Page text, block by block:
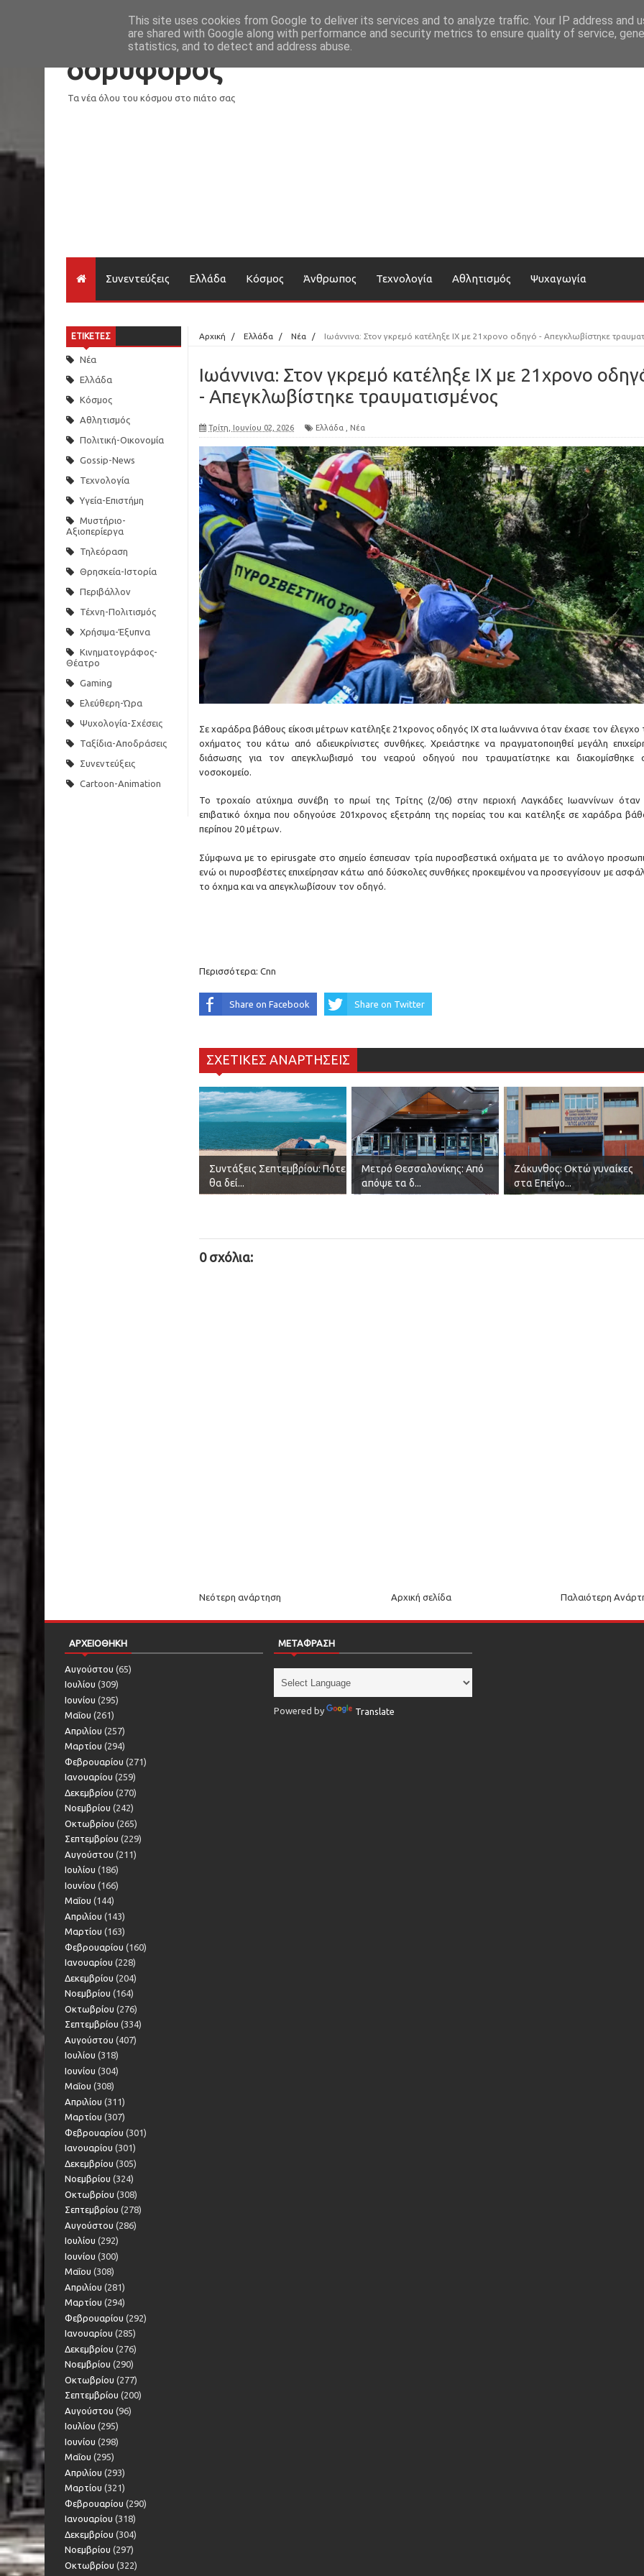
Loading...
δορυφόρος
Τα νέα όλου του κόσμου στο πιάτο σας
Συνεντεύξεις Ελλάδα Κόσμος Άνθρωπος Τεχνολογία Αθλητισμός Ψυχαγωγία
ΕΤΙΚΕΤΕΣ
Νέα
Ελλάδα
Κόσμος
Αθλητισμός
Πολιτική-Οικονομία
Gossip-News
Τεχνολογία
Υγεία-Επιστήμη
Μυστήριο-
Αξιοπερίεργα
Τηλεόραση
Θρησκεία-Ιστορία
Περιβάλλον
Τέχνη-Πολιτισμός
Χρήσιμα-Έξυπνα
Κινηματογράφος-
Θέατρο
Gaming
Ελεύθερη-Ώρα
Ψυχολογία-Σχέσεις
Ταξίδια-Αποδράσεις
Συνεντεύξεις
Cartoon-Animation
Αρχική / Ελλάδα / Νέα / Ιωάννινα: Στον γκρεμό κατέληξε ΙΧ με 21χρονο οδηγό - Απεγκλωβίστηκε τραυματισμένος
Ιωάννινα: Στον γκρεμό κατέληξε ΙΧ με 21χρονο
- Απεγκλωβίστηκε τραυματισμένος
Τρίτη, Ιουνίου 02, 2026 Ελλάδα Νέα
Σε χαράδρα βάθους είκοσι μέτρων κατέληξε 21χρονος οδηγός ΙΧ στα Ιωάννινα όταν έχασε τον έλεγχο
οχήματος του κάτω από αδιευκρίνιστες συνθήκες. Χρειάστηκε να πραγματοποιηθεί μεγάλη
διάσωσης για τον απεγκλωβισμό του νεαρού οδηγού που τραυματίστηκε και διακομίσθηκε
νοσοκομείο.
Το τροχαίο ατύχημα συνέβη το πρωί της Τρίτης (2/06) στην περιοχή Λαγκάδες Ιωαννίνων όταν
επιβατικό όχημα που οδηγούσε 201χρονος εξετράπη της πορείας του και κατέληξε σε χαράδρα
περίπου 20 μέτρων.
Σύμφωνα με το epirusgate στο σημείο έσπευσαν τρία πυροσβεστικά οχήματα με το ανάλογο
ενώ οι πυροσβέστες επιχείρησαν κάτω από δύσκολες συνθήκες προκειμένου να προσεγγίσουν με
το όχημα και να απεγκλωβίσουν τον οδηγό.
Περισσότερα: Cnn
Share on Facebook Share on Twitter
ΣΧΕΤΙΚΕΣ ΑΝΑΡΤΗΣΕΙΣ
Συντάξεις Σεπτεμβρίου: Πότε
θα δεί...
Μετρό Θεσσαλονίκης: Από
απόψε τα δ...
Ζάκυνθος: Οκτώ γυναίκες
στα Επείγο...
0 σχόλια:
Νεότερη ανάρτηση Παλαιότερη
Αρχική σελίδα
ΑΡΧΕΙΟΘΗΚΗ
Αυγούστου (65)
Ιουλίου (309)
Ιουνίου (295)
Μαΐου (261)
Απριλίου (257)
Μαρτίου (294)
Φεβρουαρίου (271)
Ιανουαρίου (259)
Δεκεμβρίου (270)
Νοεμβρίου (242)
Οκτωβρίου (265)
Σεπτεμβρίου (229)
Αυγούστου (211)
Ιουλίου (186)
Ιουνίου (166)
Μαΐου (144)
Απριλίου (143)
Μαρτίου (163)
Φεβρουαρίου (160)
Ιανουαρίου (228)
Δεκεμβρίου (204)
Νοεμβρίου (164)
Οκτωβρίου (276)
Σεπτεμβρίου (334)
Αυγούστου (407)
Ιουλίου (318)
Ιουνίου (304)
Μαΐου (308)
Απριλίου (311)
Μαρτίου (307)
Φεβρουαρίου (301)
Ιανουαρίου (301)
Δεκεμβρίου (305)
Νοεμβρίου (324)
Οκτωβρίου (308)
Σεπτεμβρίου (278)
Αυγούστου (286)
Ιουλίου (292)
Ιουνίου (300)
Μαΐου (308)
Απριλίου (281)
Μαρτίου (294)
Φεβρουαρίου (292)
Ιανουαρίου (285)
Δεκεμβρίου (276)
Νοεμβρίου (290)
Οκτωβρίου (277)
Σεπτεμβρίου (200)
Αυγούστου (96)
Ιουλίου (295)
Ιουνίου (298)
Μαΐου (295)
Απριλίου (293)
Μαρτίου (321)
Φεβρουαρίου (290)
Ιανουαρίου (318)
Δεκεμβρίου (304)
Νοεμβρίου (297)
Οκτωβρίου (322)
ΜΕΤΑΦΡΑΣΗ
Powered by Translate
This site uses cookies from Google to deliver its services and to analyze traffic. Your IP address and
are shared with Google along with performance and security metrics to ensure quality of service,
statistics, and to detect and address abuse.